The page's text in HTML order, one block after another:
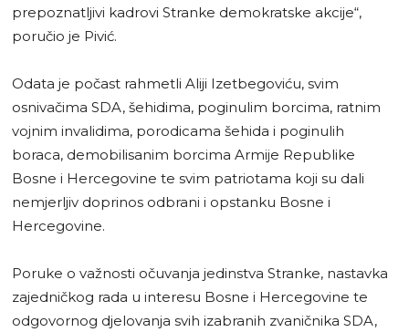
prepoznatljivi kadrovi Stranke demokratske akcije“,
poručio je Pivić.
Odata je počast rahmetli Aliji Izetbegoviću, svim
osnivačima SDA, šehidima, poginulim borcima, ratnim
vojnim invalidima, porodicama šehida i poginulih
boraca, demobilisanim borcima Armije Republike
Bosne i Hercegovine te svim patriotama koji su dali
nemjerljiv doprinos odbrani i opstanku Bosne i
Hercegovine.
Poruke o važnosti očuvanja jedinstva Stranke, nastavka
zajedničkog rada u interesu Bosne i Hercegovine te
odgovornog djelovanja svih izabranih zvaničnika SDA,